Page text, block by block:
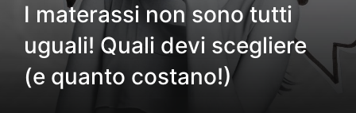
I materassi non sono tutti
uguali! Quali devi scegliere
(e quanto costano!)